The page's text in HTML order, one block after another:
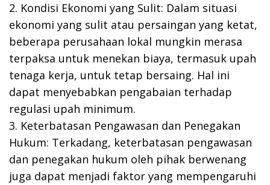
2. Kondisi Ekonomi yang Sulit: Dalam situasi
ekonomi yang sulit atau persaingan yang ketat,
beberapa perusahaan lokal mungkin merasa
terpaksa untuk menekan biaya, termasuk upah
tenaga kerja, untuk tetap bersaing. Hal ini
dapat menyebabkan pengabaian terhadap
regulasi upah minimum.
3. Keterbatasan Pengawasan dan Penegakan
Hukum: Terkadang, keterbatasan pengawasan
dan penegakan hukum oleh pihak berwenang
juga dapat menjadi faktor yang mempengaruhi